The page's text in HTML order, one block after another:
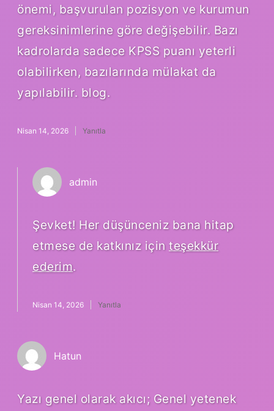
önemi, başvurulan pozisyon ve kurumun
gereksinimlerine göre değişebilir. Bazı
kadrolarda sadece KPSS puanı yeterli
olabilirken, bazılarında mülakat da
yapılabilir. blog.
Nisan 14, 2026 Yanıtla
admin
Şevket! Her düşünceniz bana hitap
etmese de katkınız için teşekkür
ederim.
Nisan 14, 2026 Yanıtla
Hatun
Yazı genel olarak akıcı; Genel yetenek